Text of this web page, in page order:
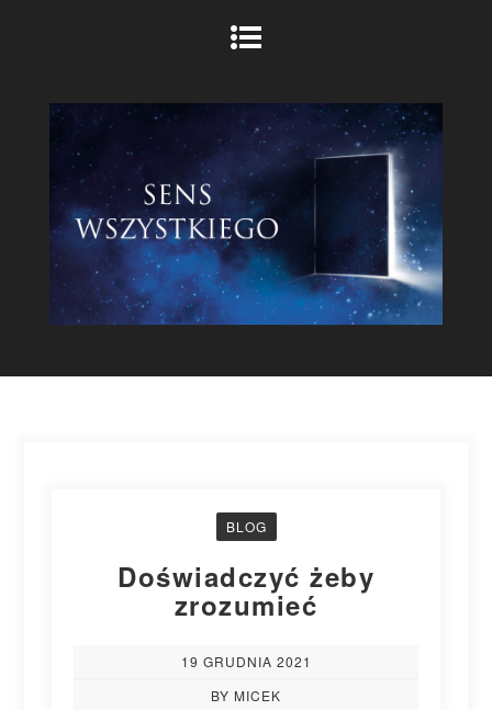
BLOG
Doświadczyć żeby
zrozumieć
19 GRUDNIA 2021
BY MICEK